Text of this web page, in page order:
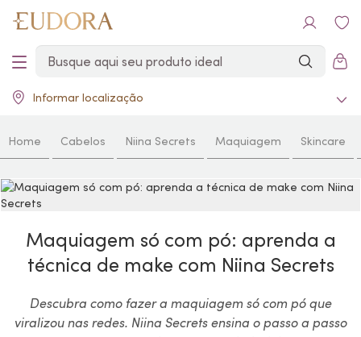
Informar localização
Home Cabelos Niina Secrets Maquiagem Skincare
Maquiagem só com pó: aprenda a
técnica de make com Niina Secrets
Descubra como fazer a maquiagem só com pó que
viralizou nas redes. Niina Secrets ensina o passo a passo